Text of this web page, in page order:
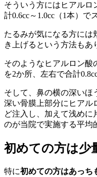
そういう方にはヒアルロ
計0.6cc～1.0cc（1本）で
たるみが気になる方には
き上げるという方法もあ
そのようなヒアルロン酸
を2か所、左右で合計
そして、鼻の横の深いほ
深い骨膜上部分にヒアル
ど注入し、加えて浅めに
のが当院で実施する平均
初めての方は少
特に初めての方はあっち